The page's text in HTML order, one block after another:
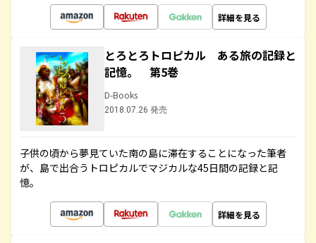
詳細を見る
とろとろトロピカル ある旅の記録と
記憶。 第5巻
D-Books
2018.07.26 発売
子供の頃から夢見ていた南の島に滞在することになった筆者
が、島で出合うトロピカルでマジカルな45日間の記録と記
憶。
詳細を見る